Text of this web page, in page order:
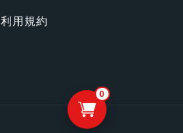
0
利用規約